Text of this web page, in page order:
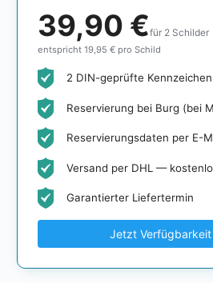
39,90 €für 2 Schilder
entspricht 19,95 € pro Schild
2 DIN-geprüfte Kennzeichen
Reservierung bei Burg (bei
Reservierungsdaten per E-
Versand per DHL —
Garantierter Liefertermin
Jetzt